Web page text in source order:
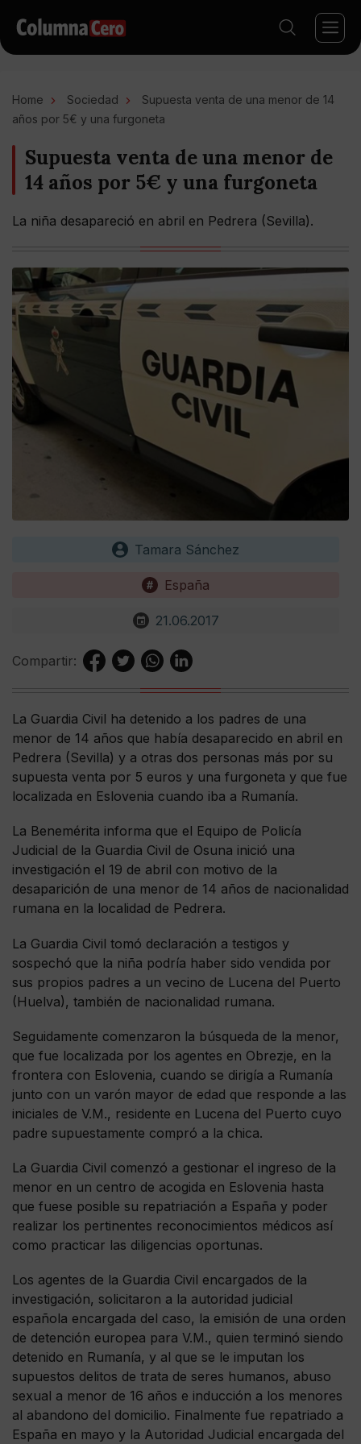
Home Sociedad
Supuesta venta de una menor de 14
años por 5€ y una furgoneta
Supuesta venta de una menor de
14 años por 5€ y una furgoneta
La niña desapareció en abril en Pedrera (Sevilla).
Tamara Sánchez
España
21.06.2017
Compartir:
La Guardia Civil ha detenido a los padres de una
menor de 14 años que había desaparecido en abril en
Pedrera (Sevilla) y a otras dos personas más por su
supuesta venta por 5 euros y una furgoneta y que fue
localizada en Eslovenia cuando iba a Rumanía.
La Benemérita informa que el Equipo de Policía
Judicial de la Guardia Civil de Osuna inició una
investigación el 19 de abril con motivo de la
desaparición de una menor de 14 años de nacionalidad
rumana en la localidad de Pedrera.
La Guardia Civil tomó declaración a testigos y
sospechó que la niña podría haber sido vendida por
sus propios padres a un vecino de Lucena del Puerto
(Huelva), también de nacionalidad rumana.
Seguidamente comenzaron la búsqueda de la menor,
que fue localizada por los agentes en Obrezje, en la
frontera con Eslovenia, cuando se dirigía a Rumanía
junto con un varón mayor de edad que responde a las
iniciales de V.M., residente en Lucena del Puerto cuyo
padre supuestamente compró a la chica.
La Guardia Civil comenzó a gestionar el ingreso de la
menor en un centro de acogida en Eslovenia hasta
que fuese posible su repatriación a España y poder
realizar los pertinentes reconocimientos médicos así
como practicar las diligencias oportunas.
Los agentes de la Guardia Civil encargados de la
investigación, solicitaron a la autoridad judicial
española encargada del caso, la emisión de una orden
de detención europea para V.M., quien terminó siendo
detenido en Rumanía, y al que se le imputan los
supuestos delitos de trata de seres humanos, abuso
sexual a menor de 16 años e inducción a los menores
al abandono del domicilio. Finalmente fue repatriado a
España en mayo y la Autoridad Judicial encargada del